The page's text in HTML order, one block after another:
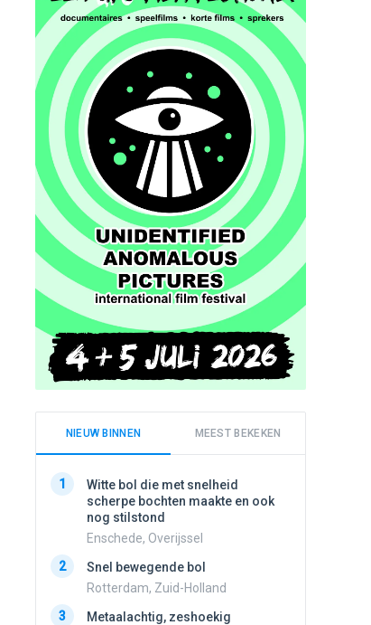
NIEUW BINNEN MEEST BEKEKEN
1
Witte bol die met snelheid
scherpe bochten maakte en ook
nog stilstond
Enschede, Overijssel
2
Snel bewegende bol
Rotterdam, Zuid-Holland
3
Metaalachtig, zeshoekig